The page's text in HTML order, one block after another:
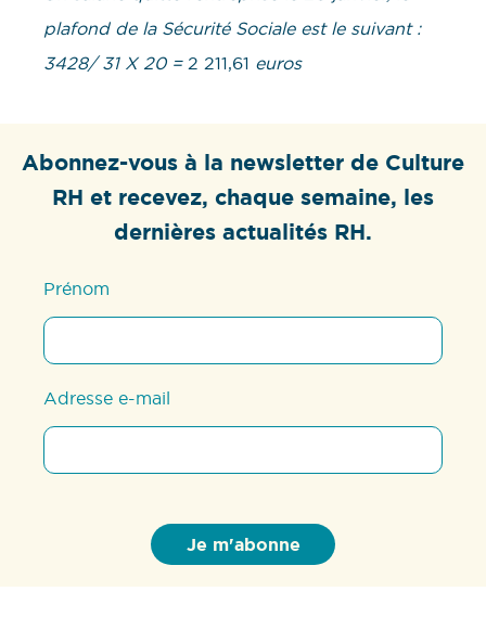
plafond de la Sécurité Sociale est le suivant :
3428/ 31 X 20 = 2 211,61 euros
Abonnez-vous à la newsletter de Culture
RH et recevez, chaque semaine, les
dernières actualités RH.
Prénom
Adresse e-mail